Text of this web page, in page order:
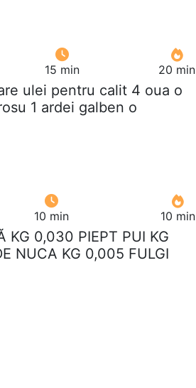
15 min 20 min
ulei pentru calit 4 oua o
1 ardei galben o
10 min 10 min
KG 0,030 PIEPT PUI KG
NUCA KG 0,005 FULGI